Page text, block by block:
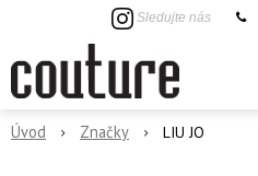
Sledujte nás
Úvod Značky LIU JO